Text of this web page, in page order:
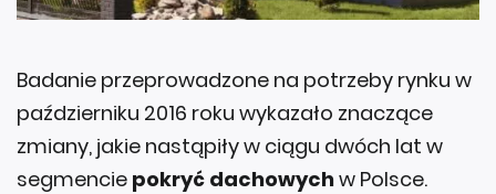
Badanie przeprowadzone na potrzeby rynku w
październiku 2016 roku wykazało znaczące
zmiany, jakie nastąpiły w ciągu dwóch lat w
segmencie pokryć dachowychw Polsce.